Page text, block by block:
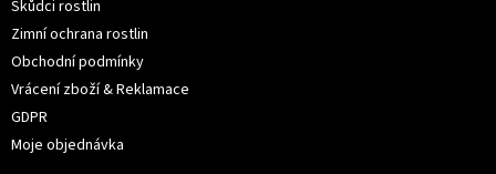
Škůdci rostlin
Zimní ochrana rostlin
Obchodní podmínky
Vrácení zboží & Reklamace
GDPR
Moje objednávka